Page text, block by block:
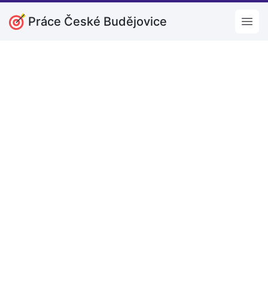
Práce České Budějovice